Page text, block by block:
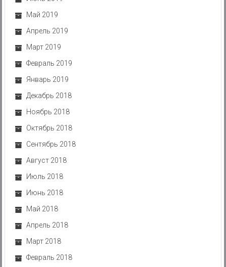
Май 2019
Апрель 2019
Март 2019
Февраль 2019
Январь 2019
Декабрь 2018
Ноябрь 2018
Октябрь 2018
Сентябрь 2018
Август 2018
Июль 2018
Июнь 2018
Май 2018
Апрель 2018
Март 2018
Февраль 2018